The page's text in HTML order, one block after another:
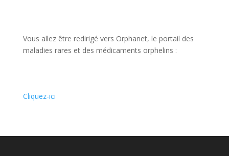
Vous allez être redirigé vers Orphanet, le portail des
maladies rares et des médicaments orphelins :
Cliquez-ici